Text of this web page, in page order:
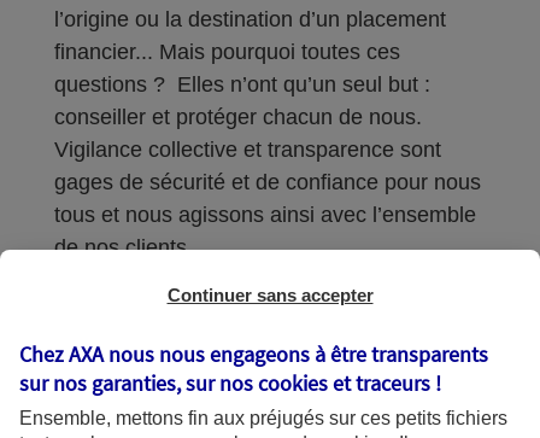
l’origine ou la destination d’un placement
financier... Mais pourquoi toutes ces
questions ? Elles n’ont qu’un seul but :
conseiller et protéger chacun de nous.
Vigilance collective et transparence sont
gages de sécurité et de confiance pour nous
tous et nous agissons ainsi avec l’ensemble
de nos clients.
L'utilisation de vos données
Continuer sans accepter
Chez AXA nous nous engageons à être transparents
sur nos garanties, sur noscookies et traceurs !
Ensemble, mettons fin aux préjugés sur ces petits fichiers